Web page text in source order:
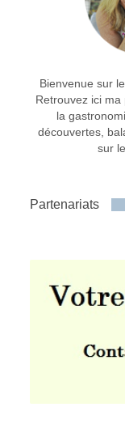
Bienvenue sur
Retrouvez ici
la
découvertes,
sur
Partenariats